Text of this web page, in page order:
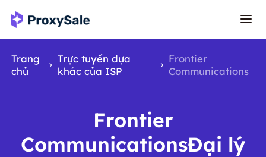
Trang
chủ
Trực tuyến dựa
khác của ISP
Frontier
Communications
Frontier
CommunicationsĐại lý